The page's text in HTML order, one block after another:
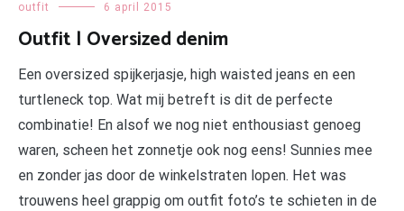
outfit 6 april 2015
Outfit | Oversized denim
Een oversized spijkerjasje, high waisted jeans en een
turtleneck top. Wat mij betreft is dit de perfecte
combinatie! En alsof we nog niet enthousiast genoeg
waren, scheen het zonnetje ook nog eens! Sunnies mee
en zonder jas door de winkelstraten lopen. Het was
trouwens heel grappig om outfit foto’s te schieten in de